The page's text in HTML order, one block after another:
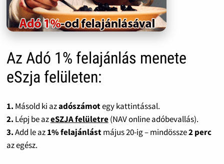
Az Adó 1% felajánlás menete
eSzja felületen:
1. Másold ki azadószámotegy kattintással.
2. Lépj be azeSZJA felületre(NAV online adóbevallás).
3.Add le az1% felajánlástmájus 20-ig – mindössze2 perc
az egész.